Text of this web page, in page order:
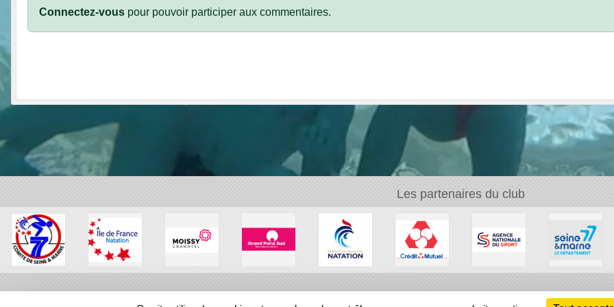
Connectez-vous pour pouvoir participer aux commentaires.
Les partenaires du club